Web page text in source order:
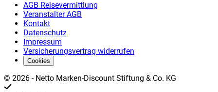
AGB Reisevermittlung
Veranstalter AGB
Kontakt
Datenschutz
Impressum
Versicherungsvertrag widerrufen
Cookies
© 2026 - Netto Marken-Discount Stiftung & Co. KG